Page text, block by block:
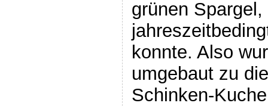
grünen
konnte. Also
umgebaut zu
Schinken-